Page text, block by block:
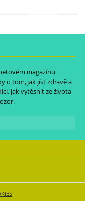
magazínu
o tom, jak jíst zdravě a
jak vytěsnit ze života